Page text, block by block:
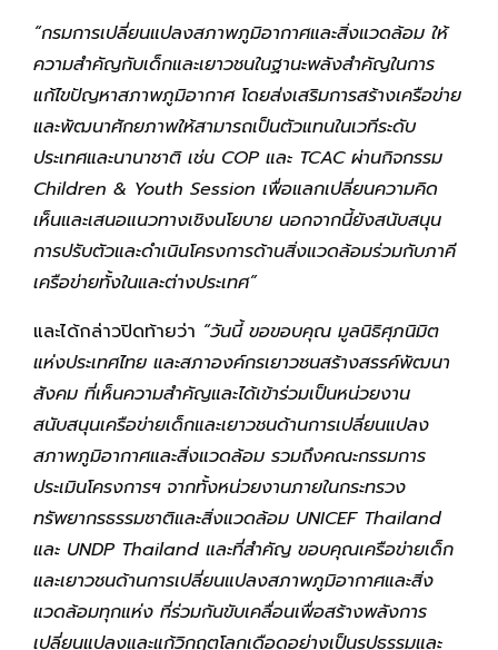
“กรมการเปลี่ยนแปลงสภาพภูมิอากาศและสิ่งแวดล้อม ให้
ความสำคัญกับเด็กและเยาวชนในฐานะพลังสำคัญในการ
แก้ไขปัญหาสภาพภูมิอากาศ โดยส่งเสริมการสร้างเครือข่าย
และพัฒนาศักยภาพให้สามารถเป็นตัวแทนในเวทีระดับ
ประเทศและนานาชาติ เช่น COP และ TCAC ผ่านกิจกรรม
Children & Youth Session เพื่อแลกเปลี่ยนความคิด
เห็นและเสนอแนวทางเชิงนโยบาย นอกจากนี้ยังสนับสนุน
การปรับตัวและดำเนินโครงการด้านสิ่งแวดล้อมร่วมกับภาคี
เครือข่ายทั้งในและต่างประเทศ”
และได้กล่าวปิดท้ายว่า “วันนี้ ขอขอบคุณ มูลนิธิศุภนิมิต
แห่งประเทศไทย และสภาองค์กรเยาวชนสร้างสรรค์พัฒนา
สังคม ที่เห็นความสำคัญและได้เข้าร่วมเป็นหน่วยงาน
สนับสนุนเครือข่ายเด็กและเยาวชนด้านการเปลี่ยนแปลง
สภาพภูมิอากาศและสิ่งแวดล้อม รวมถึงคณะกรรมการ
ประเมินโครงการฯ จากทั้งหน่วยงานภายในกระทรวง
ทรัพยากรธรรมชาติและสิ่งแวดล้อม UNICEF Thailand
และ UNDP Thailand และที่สำคัญ ขอบคุณเครือข่ายเด็ก
และเยาวชนด้านการเปลี่ยนแปลงสภาพภูมิอากาศและสิ่ง
แวดล้อมทุกแห่ง ที่ร่วมกันขับเคลื่อนเพื่อสร้างพลังการ
เปลี่ยนแปลงและแก้วิกฤตโลกเดือดอย่างเป็นรูปธรรมและ